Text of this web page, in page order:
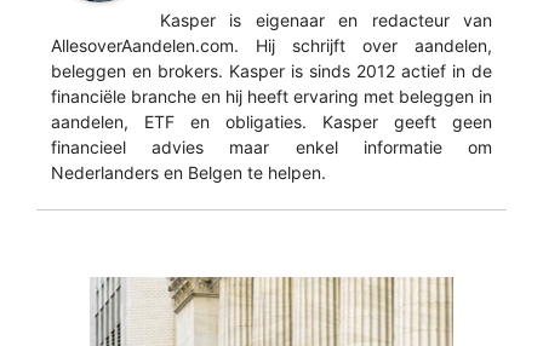
Kasper is eigenaar en redacteur van
AllesoverAandelen.com. Hij schrijft over aandelen,
beleggen en brokers. Kasper is sinds 2012 actief in de
financiële branche en hij heeft ervaring met beleggen in
aandelen, ETF en obligaties. Kasper geeft geen
financieel advies maar enkel informatie om
Nederlanders en Belgen te helpen.